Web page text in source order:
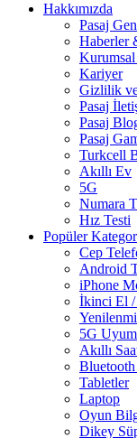
Hakkımızda
Pasaj
Haberler
Kariyer
Gizlilik
Pasaj
Pasaj
Pasaj
Turkcell
Akıllı Ev
5G
Numara
Hız Testi
Popüler
Cep
Android
iPhone
İkinci El /
5G
Akıllı
Tabletler
Laptop
Oyun
Dikey